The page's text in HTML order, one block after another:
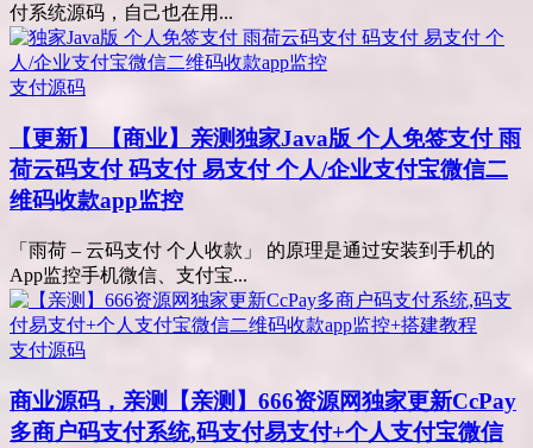
付系统源码，自己也在用...
支付源码
【更新】【商业】亲测独家Java版 个人免签支付 雨
荷云码支付 码支付 易支付 个人/企业支付宝微信二
维码收款app监控
「雨荷 – 云码支付 个人收款」 的原理是通过安装到手机的
App监控手机微信、支付宝...
支付源码
商业源码，亲测
【亲测】666资源网独家更新CcPay
多商户码支付系统,码支付易支付+个人支付宝微信